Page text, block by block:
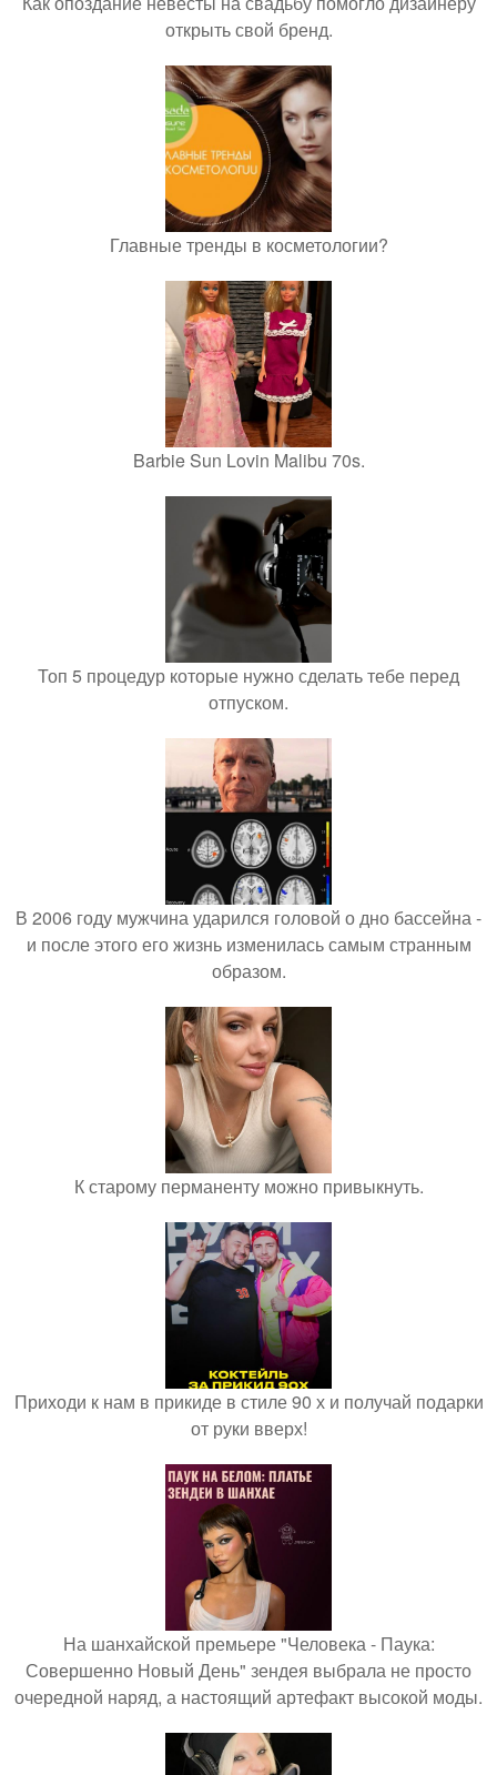
открыть свой бренд.
Главные тренды в косметологии?
Barbie Sun Lovin Malibu 70s.
Топ 5 процедур которые нужно сделать тебе перед
отпуском.
В 2006 году мужчина ударился головой о дно бассейна -
и после этого его жизнь изменилась самым странным
образом.
К старому перманенту можно привыкнуть.
Приходи к нам в прикиде в стиле 90 х и получай подарки
от руки вверх!
На шанхайской премьере "Человека - Паука:
Совершенно Новый День" зендея выбрала не просто
очередной наряд, а настоящий артефакт высокой моды.